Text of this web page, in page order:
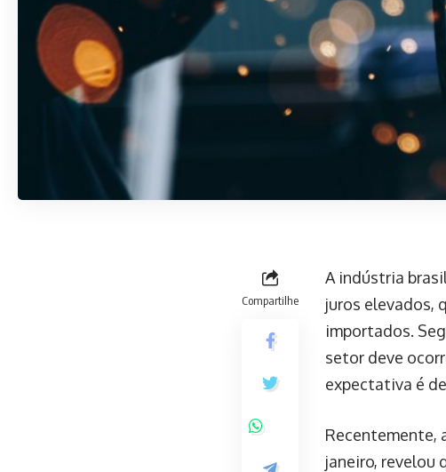
Compartilhe
A indústria
juros elevados,
importados.
setor deve
expectativa é
Recentemente,
janeiro, revelou